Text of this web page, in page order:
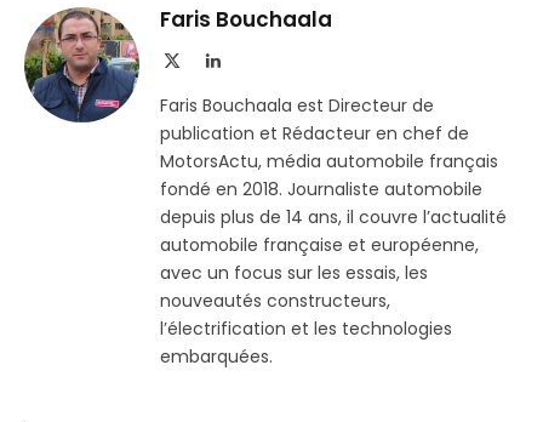
Telegram
Faris Bouchaala
LinkedIn
Faris Bouchaala est Directeur de
publication et Rédacteur en chef de
MotorsActu, média automobile français
fondé en 2018. Journaliste automobile
depuis plus de 14 ans, il couvre l’actualité
automobile française et européenne,
avec un focus sur les essais, les
nouveautés constructeurs,
l’électrification et les technologies
embarquées.